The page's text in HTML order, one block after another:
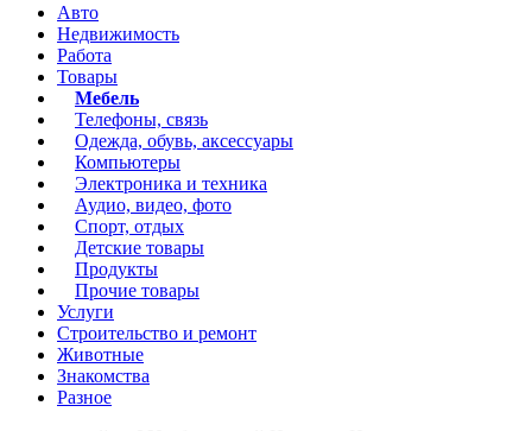
Авто
Недвижимость
Работа
Товары
Мебель
Телефоны, связь
Одежда, обувь, аксессуары
Компьютеры
Электроника и техника
Аудио, видео, фото
Спорт, отдых
Детские товары
Продукты
Прочие товары
Услуги
Строительство и ремонт
Животные
Знакомства
Разное